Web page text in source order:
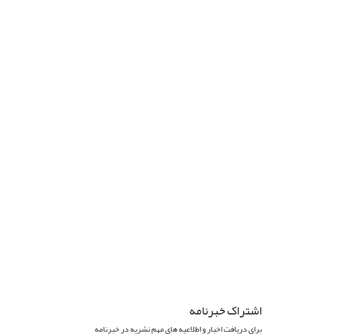
اشتراک خبرنامه
برای دریافت اخبار و اطلاعیه های مهم نشریه در خبرنامه